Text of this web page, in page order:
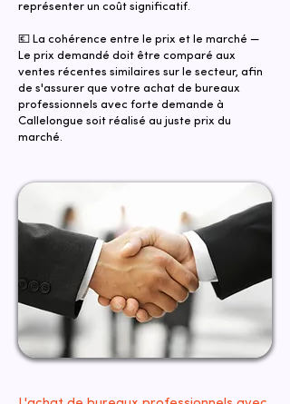
représenter un coût significatif.
💶 La cohérence entre le prix et le marché —
Le prix demandé doit être comparé aux
ventes récentes similaires sur le secteur, afin
de s'assurer que votre achat de bureaux
professionnels avec forte demande à
Callelongue soit réalisé au juste prix du
marché.